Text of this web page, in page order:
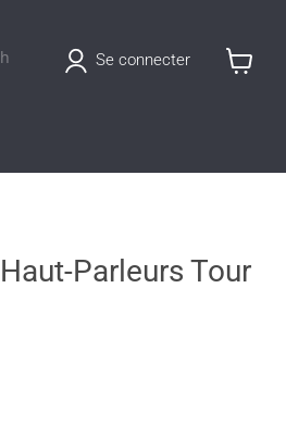
Se connecter
Parleurs Tour